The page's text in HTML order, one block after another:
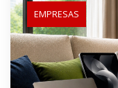
EMPRESAS